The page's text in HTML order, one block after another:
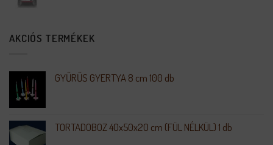
AKCIÓS TERMÉKEK
GYŰRŰS GYERTYA 8 cm 100 db
TORTADOBOZ 40x50x20 cm (FÜL NÉLKÜL) 1 db